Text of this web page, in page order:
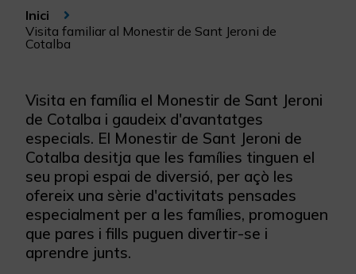
Inici
Visita familiar al Monestir de Sant Jeroni de
Cotalba
Visita en família el Monestir de Sant Jeroni
de Cotalba i gaudeix d'avantatges
especials. El Monestir de Sant Jeroni de
Cotalba desitja que les famílies tinguen el
seu propi espai de diversió, per açò les
ofereix una sèrie d'activitats pensades
especialment per a les famílies, promoguen
que pares i fills puguen divertir-se i
aprendre junts.